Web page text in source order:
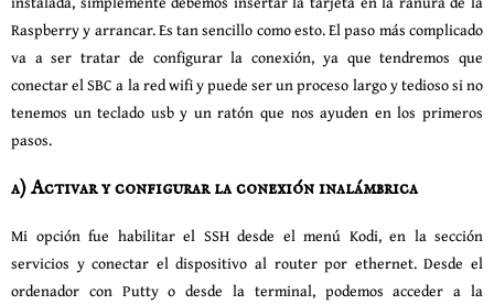
Raspberry y arrancar. Es tan sencillo como esto. El paso más complicado
va a ser tratar de configurar la conexión, ya que tendremos que
conectar el SBC a la red wifi y puede ser un proceso largo y tedioso si no
tenemos un teclado usb y un ratón que nos ayuden en los primeros
pasos.
a) Activar y configurar la conexión inalámbrica
Mi opción fue habilitar el SSH desde el menú Kodi, en la sección
servicios y conectar el dispositivo al router por ethernet. Desde el
ordenador con Putty o desde la terminal, podemos acceder a la